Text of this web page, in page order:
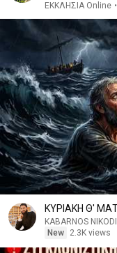
ΕΚΚΛΗΣΙΑ Online •
ΚΥΡΙΑΚΗ Θ'
KABARNOS
New
2.3K views